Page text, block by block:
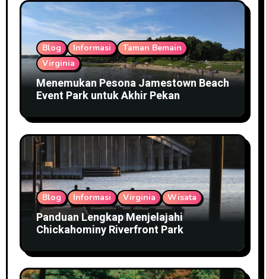
Blog Informasi
Taman Bemain
Virginia
Menemukan Pesona Jamestown Beach
Event Park untuk Akhir Pekan
Blog Informasi Virginia Wisata
Panduan Lengkap Menjelajahi
Chickahominy Riverfront Park